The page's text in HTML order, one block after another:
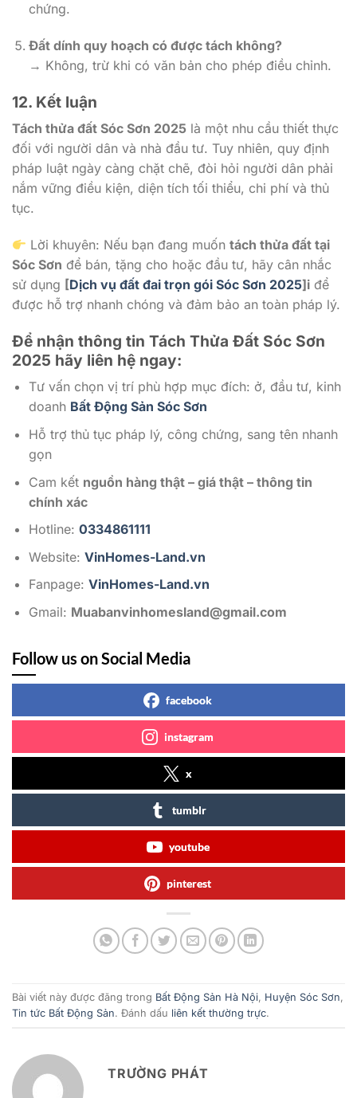
chứng.
Đất dính quy hoạch có được tách không?
→ Không, trừ khi có văn bản cho phép điều chỉnh.
12. Kết luận
Tách thửa đất Sóc Sơn 2025 là một nhu cầu thiết thực
đối với người dân và nhà đầu tư. Tuy nhiên, quy định
pháp luật ngày càng chặt chẽ, đòi hỏi người dân phải
nắm vững điều kiện, diện tích tối thiểu, chi phí và thủ
tục.
Lời khuyên: Nếu bạn đang muốntách thửa đất tại
Sóc Sơn để bán, tặng cho hoặc đầu tư, hãy cân nhắc
sử dụng [Dịch vụ đất đai trọn gói Sóc Sơn 2025]i để
được hỗ trợ nhanh chóng và đảm bảo an toàn pháp lý.
Để nhận thông tin Tách Thửa Đất Sóc Sơn
2025 hãy liên hệ ngay:
Tư vấn chọn vị trí phù hợp mục đích: ở, đầu tư, kinh
doanh Bất Động Sản Sóc Sơn
Hỗ trợ thủ tục pháp lý, công chứng, sang tên nhanh
gọn
Cam kết nguồn hàng thật – giá thật – thông tin
chính xác
Hotline: 0334861111
Website: VinHomes-Land.vn
Fanpage: VinHomes-Land.vn
Gmail: Muabanvinhomesland@gmail.com
Follow us on Social Media
facebook
instagram
x
tumblr
youtube
pinterest
Bài viết này được đăng trong Bất Động Sản Hà Nội, Huyện Sóc Sơn,
Tin tức Bất Động Sản. Đánh dấu liên kết thường trực.
TRƯỜNG PHÁT